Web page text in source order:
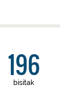
196
bisitak